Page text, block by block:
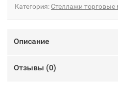
Категория: Стеллажи торговые
Описание
Отзывы (0)